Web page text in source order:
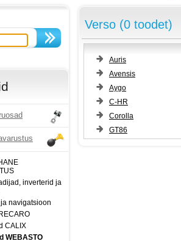
inverterid ja
navigatsioon
CALIX
WEBASTO
Verso (0 toodet)
Auris
Avensis
Aygo
C-HR
Corolla
GT86